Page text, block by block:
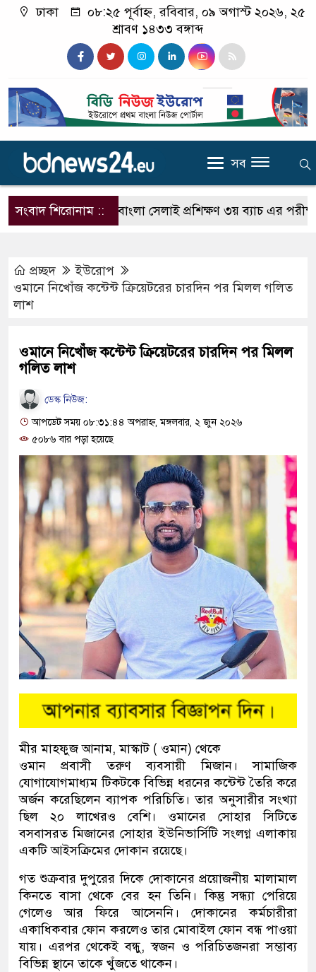
ঢাকা
০৮:২৫ পূর্বাহ্ন, রবিবার, ০৯ অগাস্ট ২০২৬, ২৫
শ্রাবণ ১৪৩৩ বঙ্গাব্দ
সব
সংবাদ শিরোনাম ::নকশী বাংলা সেলাই প্রশিক্ষণ ৩য় ব্যাচ এর পরীক্ষা
প্রচ্ছদ
ইউরোপ
ওমানে নিখোঁজ কন্টেন্ট ক্রিয়েটরের চারদিন পর মিলল গলিত
লাশ
ওমানে নিখোঁজ কন্টেন্ট ক্রিয়েটরের চারদিন পর মিলল
গলিত লাশ
ডেস্ক নিউজ:
আপডেট সময় ০৮:৩১:৪৪ অপরাহ্ন, মঙ্গলবার, ২ জুন ২০২৬
৫০৮৬ বার পড়া হয়েছে
মীর মাহফুজ আনাম, মাস্কাট ( ওমান) থেকে
ওমান প্রবাসী তরুণ ব্যবসায়ী মিজান। সামাজিক
যোগাযোগমাধ্যম টিকটকে বিভিন্ন ধরনের কন্টেন্ট তৈরি করে
অর্জন করেছিলেন ব্যাপক পরিচিতি। তার অনুসারীর সংখ্যা
ছিল ২০ লাখেরও বেশি। ওমানের সোহার সিটিতে
বসবাসরত মিজানের সোহার ইউনিভার্সিটি সংলগ্ন এলাকায়
একটি আইসক্রিমের দোকান রয়েছে।
গত শুক্রবার দুপুরের দিকে দোকানের প্রয়োজনীয় মালামাল
কিনতে বাসা থেকে বের হন তিনি। কিন্তু সন্ধ্যা পেরিয়ে
গেলেও আর ফিরে আসেননি। দোকানের কর্মচারীরা
একাধিকবার ফোন করলেও তার মোবাইল ফোন বন্ধ পাওয়া
যায়। এরপর থেকেই বন্ধু, স্বজন ও পরিচিতজনরা সম্ভাব্য
বিভিন্ন স্থানে তাকে খুঁজতে থাকেন।